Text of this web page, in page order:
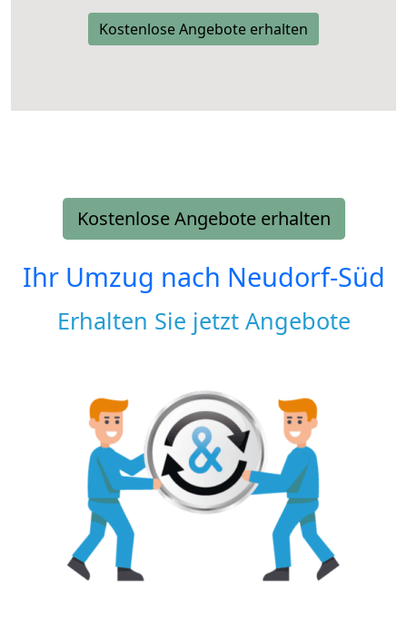
Kostenlose Angebote erhalten
Kostenlose Angebote erhalten
Ihr Umzug nach Neudorf-Süd
Erhalten Sie jetzt Angebote